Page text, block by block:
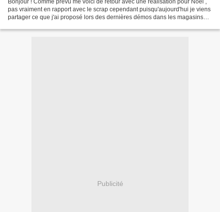
pas vraiment en rapport avec le scrap cependant puisqu'aujourd'hui je viens
partager ce que j'ai proposé lors des dernières démos dans les magasins
Publicité